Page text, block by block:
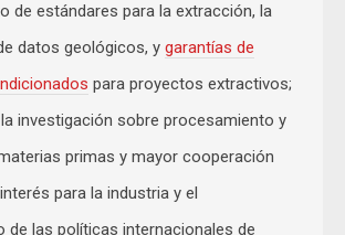
de estándares para la extracción, la
datos geológicos, y garantías de
para proyectos extractivos;
investigación sobre procesamiento y
primas y mayor cooperación
para la industria y el
de las políticas internacionales de